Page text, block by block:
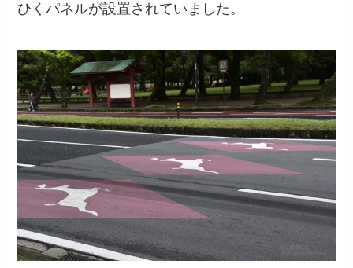
ひくパネルが設置されていました。